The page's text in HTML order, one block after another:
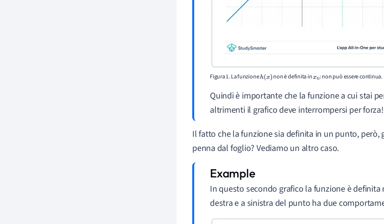
Figura 1. La funzioneh(x) non è definita inx0: non può essere continua.
Quindi è importante che la funzione a cui stai
altrimenti il grafico deve interrompersi per forza!
Il fatto che la funzione sia definita in un punto, però,
penna dal foglio? Vediamo un altro caso.
In questo secondo grafico la funzione è
destra e a sinistra del punto ha due